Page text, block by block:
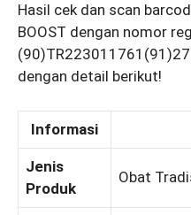
Hasil cek dan scan
BOOST dengan nomor
dengan detail berikut!
Informasi
Jenis
Produk
Obat